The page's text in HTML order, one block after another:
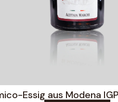
Essig aus Modena